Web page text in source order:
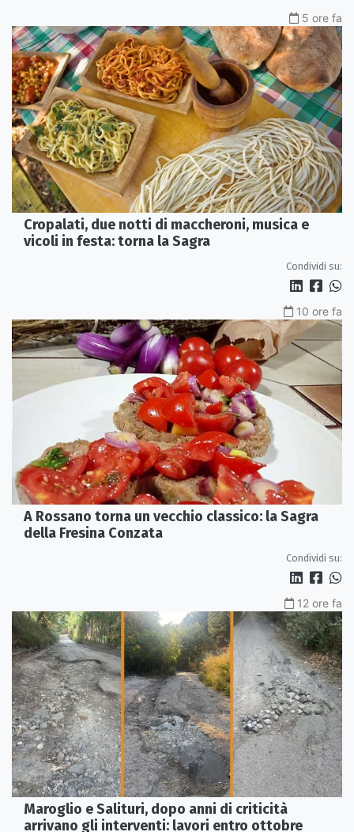
5 ore fa
Cropalati, due notti di maccheroni, musica e
vicoli in festa: torna la Sagra
Condividi su:
10 ore fa
A Rossano torna un vecchio classico: la Sagra
della Fresina Conzata
Condividi su:
12 ore fa
Maroglio e Salituri, dopo anni di criticità
arrivano gli interventi: lavori entro ottobre